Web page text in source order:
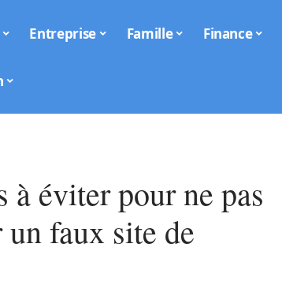
Entreprise Famille Finance
à éviter pour ne pas
faux site de